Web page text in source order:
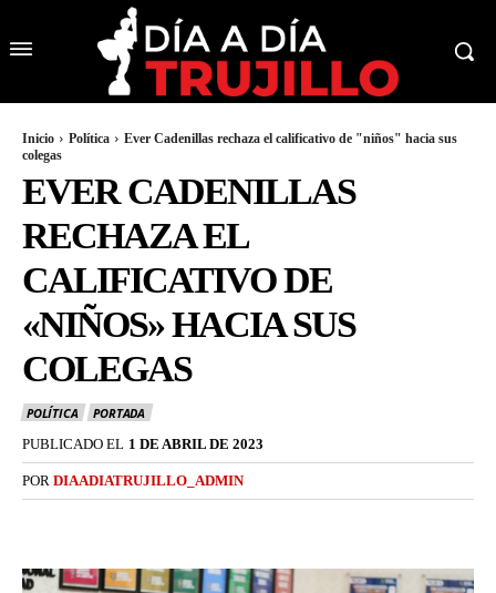
Inicio Política
Ever Cadenillas rechaza el calificativo de "niños" hacia sus
colegas
EVER CADENILLAS
RECHAZA EL
CALIFICATIVO DE
«NIÑOS» HACIA SUS
COLEGAS
POLÍTICA
PORTADA
PUBLICADO EL 1 DE ABRIL DE 2023
POR DIAADIATRUJILLO_ADMIN